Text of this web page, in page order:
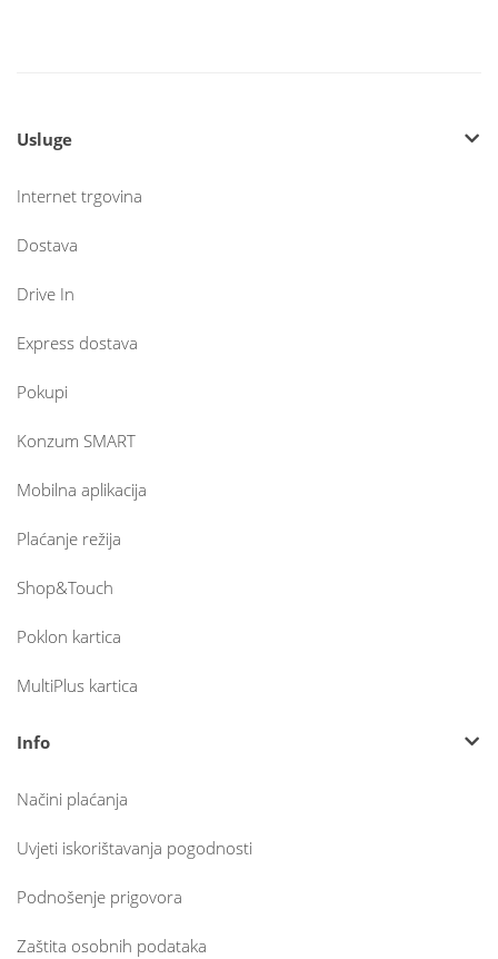
Usluge
Internet trgovina
Dostava
Drive In
Express dostava
Pokupi
Konzum SMART
Mobilna aplikacija
Plaćanje režija
Shop&Touch
Poklon kartica
MultiPlus kartica
Info
Načini plaćanja
Uvjeti iskorištavanja pogodnosti
Podnošenje prigovora
Zaštita osobnih podataka